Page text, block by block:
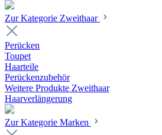
Zur Kategorie Zweithaar
Perücken
Toupet
Haarteile
Perückenzubehör
Weitere Produkte Zweithaar
Haarverlängerung
Zur Kategorie Marken